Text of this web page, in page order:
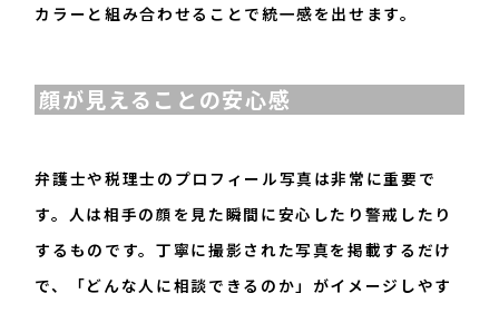
カラーと組み合わせることで統一感を出せます。
顔が見えることの安心感
弁護士や税理士のプロフィール写真は非常に重要で
す。人は相手の顔を見た瞬間に安心したり警戒したり
するものです。丁寧に撮影された写真を掲載するだけ
で、「どんな人に相談できるのか」がイメージしやす